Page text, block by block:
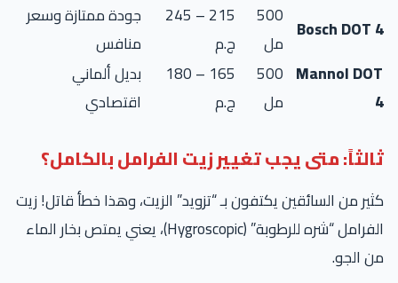
Bosch DOT
500
مل
215 – 245
جودة ممتازة وسعر
منافس
Mannol
500
165 – 180
بديل ألماني
اقتصادي
متى يجب تغيير زيت الفرامل بالكامل؟
من السائقين يكتفون بـ “تزويد” الزيت، وهذا خطأ قاتل! زيت
الفرامل “شره للرطوبة” (Hygroscopic)، يعني يمتص بخار الماء
الجو.